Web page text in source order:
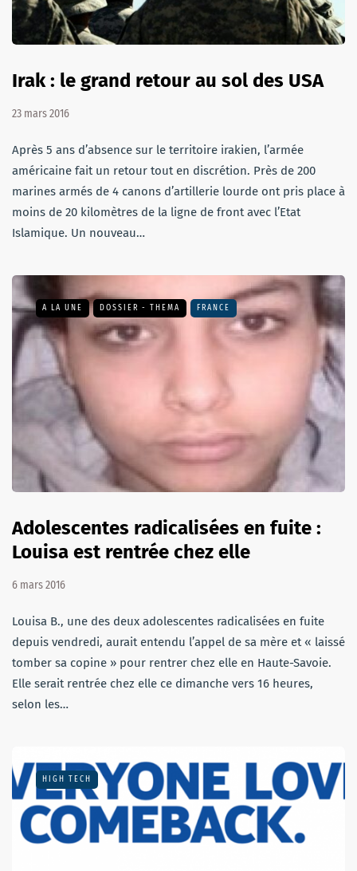
Irak : le grand retour au sol des USA
23 mars 2016
Après 5 ans d’absence sur le territoire irakien, l’armée
américaine fait un retour tout en discrétion. Près de 200
marines armés de 4 canons d’artillerie lourde ont pris place à
moins de 20 kilomètres de la ligne de front avec l’Etat
Islamique. Un nouveau…
A LA UNE DOSSIER - THEMA FRANCE
Adolescentes radicalisées en fuite :
Louisa est rentrée chez elle
6 mars 2016
Louisa B., une des deux adolescentes radicalisées en fuite
depuis vendredi, aurait entendu l’appel de sa mère et « laissé
tomber sa copine » pour rentrer chez elle en Haute-Savoie.
Elle serait rentrée chez elle ce dimanche vers 16 heures,
selon les…
HIGH TECH